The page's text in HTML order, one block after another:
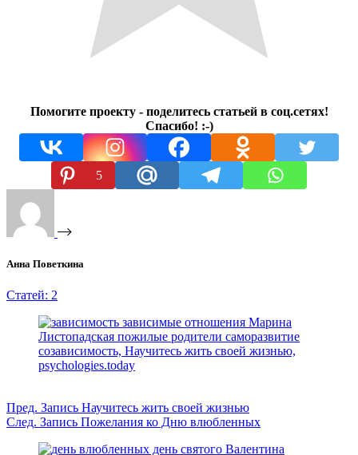
Помогите проекту - поделитесь статьей в соц.сетях!
Спасибо! :-)
5
Анна Поветкина
Статей: 2
Пред. Запись Научитесь жить своей жизнью
След. Запись Пожелания ко Дню влюбленных